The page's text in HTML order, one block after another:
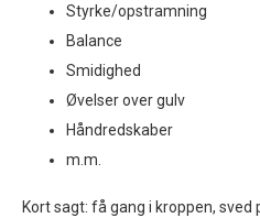
Styrke/opstramning
Balance
Smidighed
Øvelser over gulv
Håndredskaber
m.m.
Kort sagt: få gang i kroppen, sved